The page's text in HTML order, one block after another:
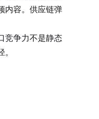
内容。供应链弹
竞争力不是静态